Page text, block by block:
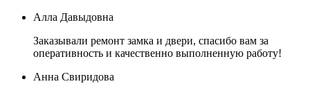
Алла Давыдовна
Заказывали ремонт замка и двери, спасибо вам за
оперативность и качественно выполненную работу!
Анна Свиридова